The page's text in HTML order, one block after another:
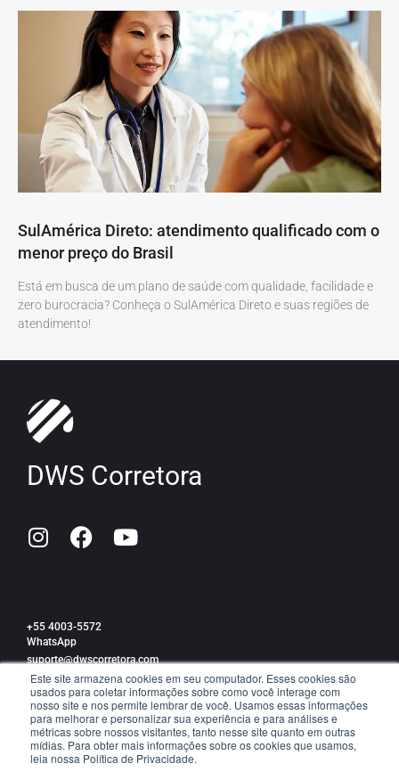
Este site armazena cookies em seu computador. Esses cookies são
usados para coletar informações sobre como você interage com
nosso site e nos permite lembrar de você. Usamos essas informações
para melhorar e personalizar sua experiência e para análises e
métricas sobre nossos visitantes, tanto nesse site quanto em outras
mídias. Para obter mais informações sobre os cookies que usamos,
leia nossa Política de Privacidade.
SulAmérica Direto: atendimento qualificado com o
menor preço do Brasil
Está em busca de um plano de saúde com qualidade, facilidade e
zero burocracia? Conheça o SulAmérica Direto e suas regiões de
atendimento!
DWS Corretora
+55 4003-5572
WhatsApp
suporte@dwscorretora.com
Política de privacidade
TRABALHE CONOSCO